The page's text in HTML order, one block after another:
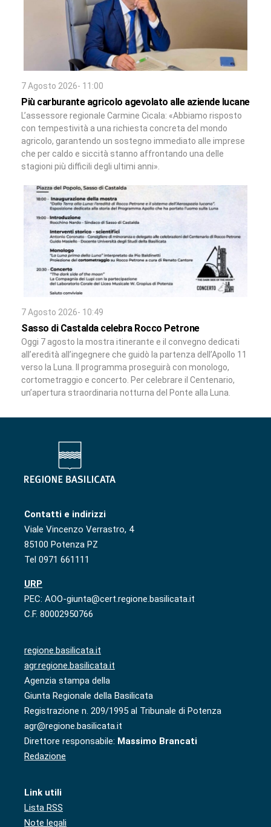
7 Agosto 2026- 11:00
Più carburante agricolo agevolato alle aziende lucane
L’assessore regionale Carmine Cicala: «Abbiamo risposto
con tempestività a una richiesta concreta del mondo
agricolo, garantendo un sostegno immediato alle imprese
che per caldo e siccità stanno affrontando una delle
stagioni più difficili degli ultimi anni».
7 Agosto 2026- 10:49
Sasso di Castalda celebra Rocco Petrone
Oggi 7 agosto la mostra itinerante e il convegno dedicati
all’eredità all’ingegnere che guidò la partenza dell’Apollo 11
verso la Luna. Il programma proseguirà con monologo,
cortometraggio e concerto. Per celebrare il Centenario,
un’apertura straordinaria notturna del Ponte alla Luna.
Contatti e indirizzi
Viale Vincenzo Verrastro, 4
85100 Potenza PZ
Tel 0971 661111
URP
PEC: AOO-giunta@cert.regione.basilicata.it
C.F. 80002950766
regione.basilicata.it
agr.regione.basilicata.it
Agenzia stampa della
Giunta Regionale della Basilicata
Registrazione n. 209/1995 al Tribunale di Potenza
agr@regione.basilicata.it
Direttore responsabile: Massimo Brancati
Redazione
Link utili
Lista RSS
Note legali